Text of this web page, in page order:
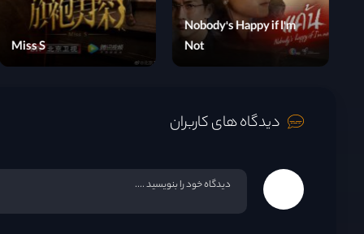
Miss S
Peek Hong
دیدگاه های کاربران